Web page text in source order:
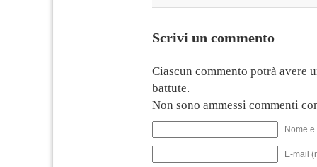
Scrivi un commento
Ciascun commento potrà avere
battute.
Non sono ammessi commenti
Nome
E-mail